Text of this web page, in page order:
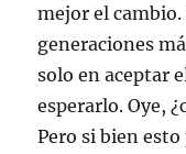
mejor el cambio.
generaciones
solo en aceptar
esperarlo. Oye,
Pero si bien